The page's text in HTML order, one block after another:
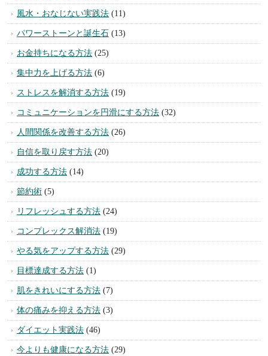
風水・おなじない実践法 (11)
パワーストーンと誕生石 (13)
お金持ちになる方法 (25)
集中力を上げる方法 (6)
ストレスを解消する方法 (19)
コミュニケーションを円滑にする方法 (32)
人間関係を改善する方法 (26)
自信を取り戻す方法 (20)
成功する方法 (14)
節約術 (5)
リフレッシュする方法 (24)
コンプレックス解消法 (19)
やる気をアップする方法 (29)
目標達成する方法 (1)
肌をきれいにする方法 (7)
体の痛みを抑える方法 (3)
ダイエット実践法 (46)
今よりも健康になる方法 (29)